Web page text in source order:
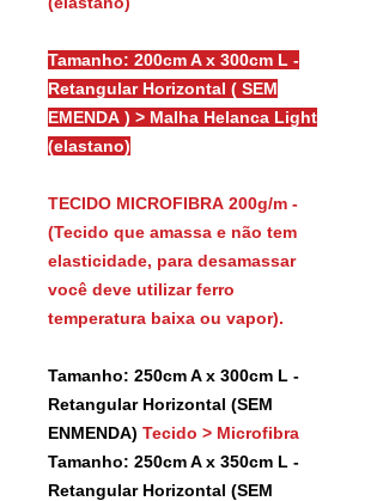
Tamanho: 200cm A x 300cm L -
Retangular Horizontal ( SEM
EMENDA ) > Malha Helanca Light
(elastano)
TECIDO MICROFIBRA 200g/m -
(Tecido que amassa e não tem
elasticidade, para desamassar
você deve utilizar ferro
temperatura baixa ou vapor).
Tamanho: 250cm A x 300cm L -
Retangular Horizontal (SEM
ENMENDA) Tecido > Microfibra
Tamanho: 250cm A x 350cm L -
Retangular Horizontal (SEM